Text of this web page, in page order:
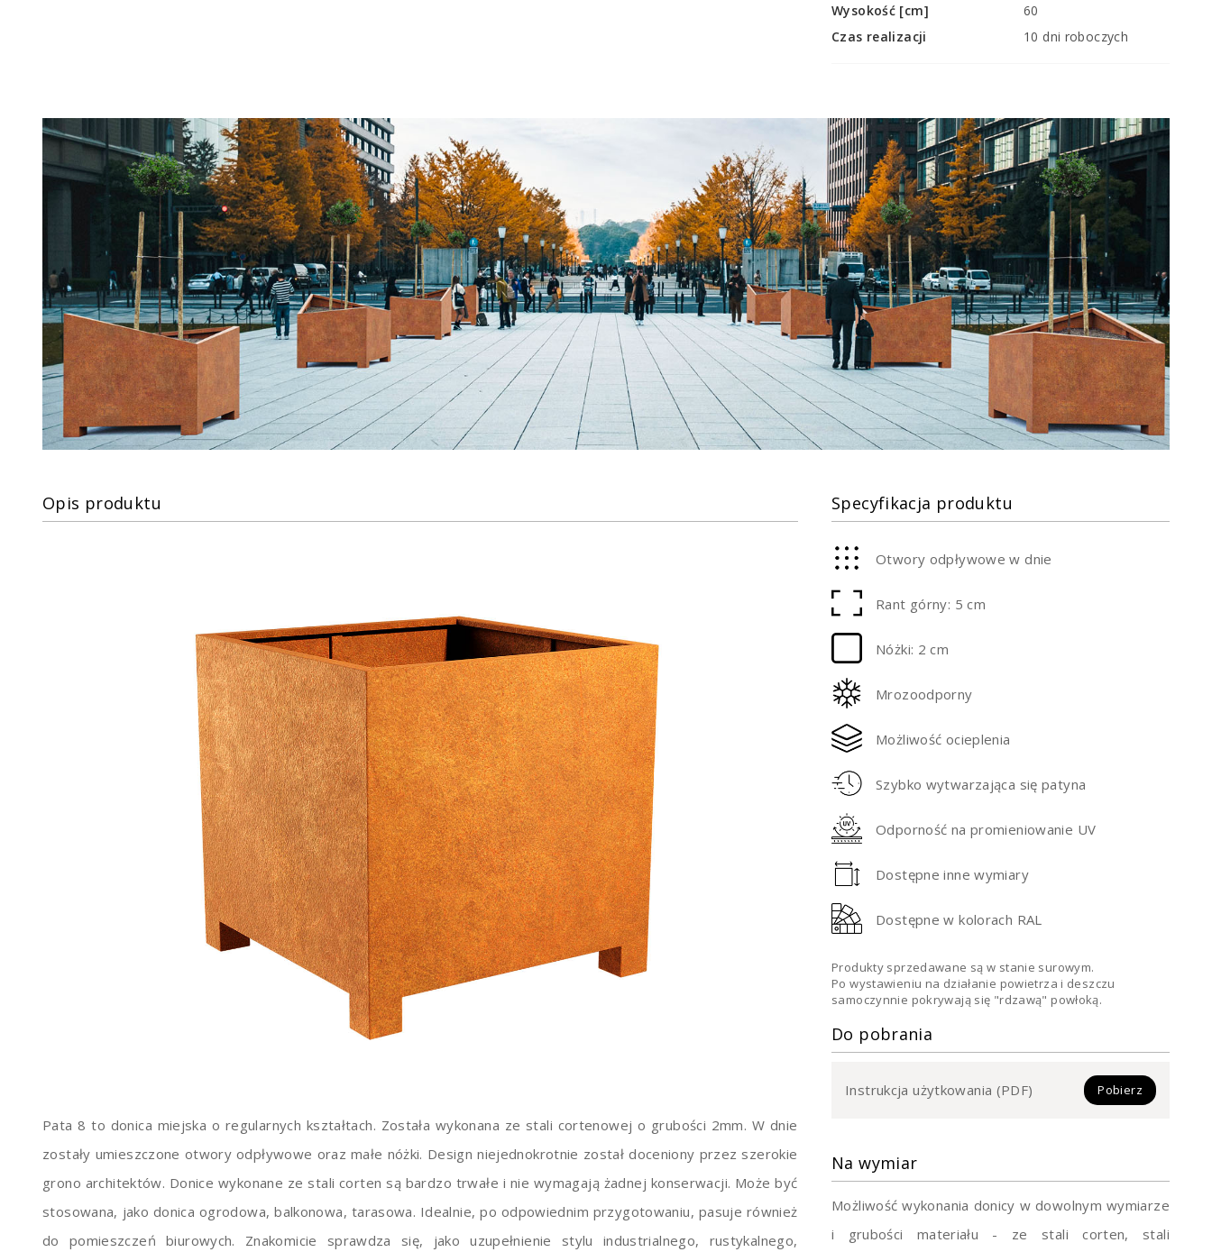
Wysokość [cm]
60
Czas realizacji
10 dni roboczych
Opis produktu
Pata 8 to donica miejska o regularnych kształtach. Została wykonana ze stali cortenowej o grubości 2mm. W dnie
zostały umieszczone otwory odpływowe oraz małe nóżki. Design niejednokrotnie został doceniony przez szerokie
grono architektów. Donice wykonane ze stali corten są bardzo trwałe i nie wymagają żadnej konserwacji. Może być
stosowana, jako donica ogrodowa, balkonowa, tarasowa. Idealnie, po odpowiednim przygotowaniu, pasuje również
do pomieszczeń biurowych. Znakomicie sprawdza się, jako uzupełnienie stylu industrialnego, rustykalnego,
Specyfikacja produktu
Otwory odpływowe w dnie
Rant górny: 5 cm
Nóżki: 2 cm
Mrozoodporny
Możliwość ocieplenia
Szybko wytwarzająca się patyna
Odporność na promieniowanie UV
Dostępne inne wymiary
Dostępne w kolorach RAL
Produkty sprzedawane są w stanie surowym.
Po wystawieniu na działanie powietrza i deszczu
samoczynnie pokrywają się "rdzawą" powłoką.
Do pobrania
Instrukcja użytkowania (PDF) Pobierz
Na wymiar
Możliwość wykonania donicy w dowolnym wymiarze
i grubości materiału - ze stali corten, stali